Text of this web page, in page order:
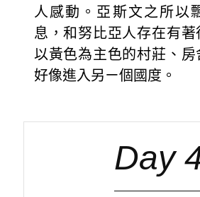
人感動。亞斯文之所以
息，和努比亞人存在有著
以黃色為主色的村莊、房
好像進入另ㄧ個國度。
Day